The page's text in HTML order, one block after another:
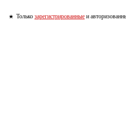
Только зарегистрированные и